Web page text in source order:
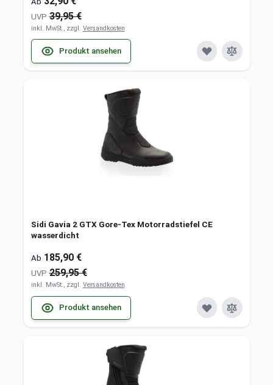
UVP 39,95 €
inkl. MwSt., zzgl. Versandkosten
Produkt ansehen
Sidi Gavia 2 GTX Gore-Tex Motorradstiefel CE
wasserdicht
Ab 185,90 €
UVP 259,95 €
inkl. MwSt., zzgl. Versandkosten
Produkt ansehen